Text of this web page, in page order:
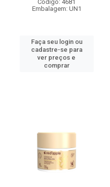
Código: 4681
Embalagem: UN1
Faça seu login ou
cadastre-se para
ver preços e
comprar